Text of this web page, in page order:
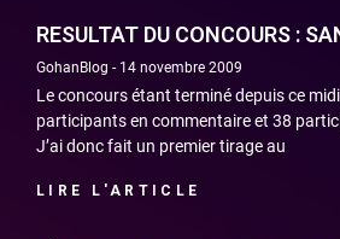
RESULTAT DU CONCOURS :
GohanBlog 14 novembre 2009
Le concours étant terminé depuis ce
participants en commentaire et 38
J’ai donc fait un premier tirage au
LIRE L'ARTICLE